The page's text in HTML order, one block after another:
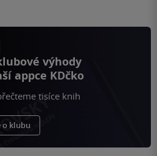
výhody
appce KDčko
tisíce knih
o klubu